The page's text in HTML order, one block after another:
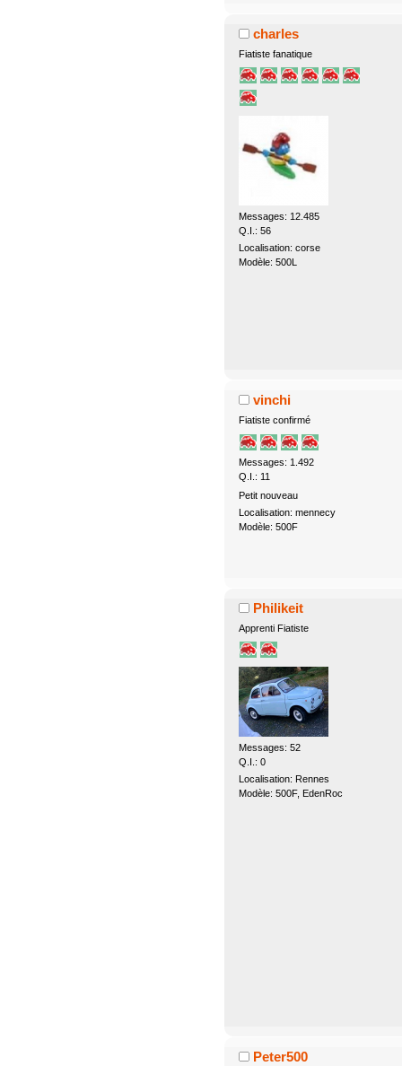
charles
Fiatiste fanatique
Messages: 12.485
Q.I.: 56
Localisation: corse
Modèle: 500L
vinchi
Fiatiste confirmé
Messages: 1.492
Q.I.: 11
Petit nouveau
Localisation: mennecy
Modèle: 500F
Philikeit
Apprenti Fiatiste
Messages: 52
Q.I.: 0
Localisation: Rennes
Modèle: 500F, EdenRoc
Peter500